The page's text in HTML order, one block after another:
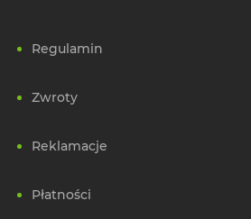
Regulamin
Zwroty
Reklamacje
Płatności